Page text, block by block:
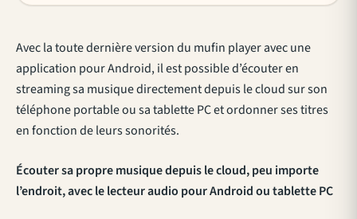
Avec la toute dernière version du mufin player avec une
application pour Android, il est possible d’écouter en
streaming sa musique directement depuis le cloud sur son
téléphone portable ou sa tablette PC et ordonner ses titres
en fonction de leurs sonorités.
Écouter sa propre musique depuis le cloud, peu importe
l’endroit, avec le lecteur audio pour Android ou tablette PC